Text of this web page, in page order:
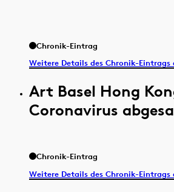
Chronik-Eintrag
Weitere Details des Chronik-Eintrags
Art Basel Hong
Coronavirus
Chronik-Eintrag
Weitere Details des Chronik-Eintrags